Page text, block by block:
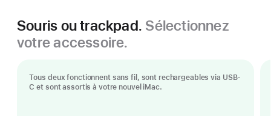
Souris ou trackpad. Sélectionnez
votre accessoire.
Tous deux fonctionnent sans fil, sont rechargeables via USB-
C et sont assortis à votre nouvel iMac.